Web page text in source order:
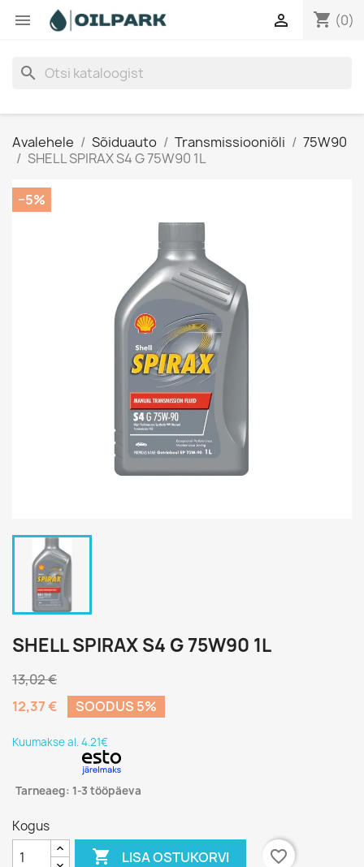
 shopping_cart (0)

search
Avalehele Sõiduauto Transmissiooniõli
75W90
SHELL SPIRAX S4 G 75W90 1L
−5%
SHELL SPIRAX S4 G 75W90 1L
13,02 €
12,37 €
SOODUS 5%
Kuumakse al. 4.21€
Tarneaeg: 1-3 tööpäeva
Kogus
 LISA OSTUKORVI
favorite_border